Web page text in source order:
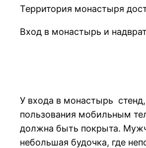
Территория монастыря
Вход в монастырь и
У входа в монастырь
пользования мобильным
должна быть покрыта.
небольшая будочка, где